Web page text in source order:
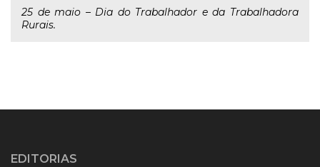
25 de maio – Dia do Trabalhador e da Trabalhadora
Rurais.
EDITORIAS